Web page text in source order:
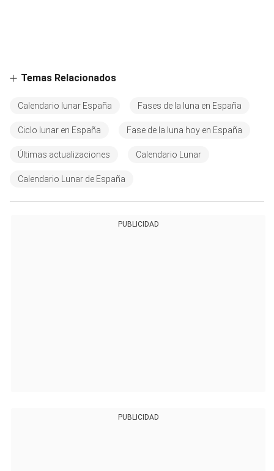
Temas Relacionados
Calendario lunar España Fases de la luna en España
Ciclo lunar en España Fase de la luna hoy en España
Últimas actualizaciones Calendario Lunar
Calendario Lunar de España
PUBLICIDAD
PUBLICIDAD